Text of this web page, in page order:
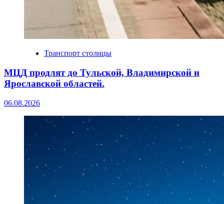
Транспорт столицы
МЦД продлят до Тульской, Владимирской и
Ярославской областей.
06.08.2026